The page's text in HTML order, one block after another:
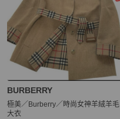
BURBERRY
極美／Burberry／時尚女神羊絨羊毛
大衣